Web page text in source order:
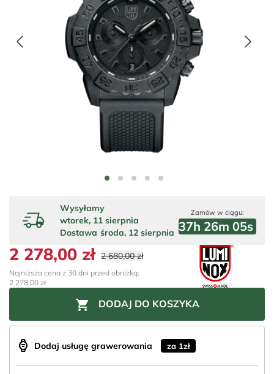
Wysyłamy
wtorek, 11 sierpnia
Dostawa środa, 12 sierpnia
Zamów w ciągu:
37h 26m 05s
2 278,00 zł 2 680,00 zł
Najniższa cena z 30 dni przed obniżką:
2 278,00 zł
 DODAJ DO KOSZYKA
aod_watch Dodaj usługę grawerowania za 1zł